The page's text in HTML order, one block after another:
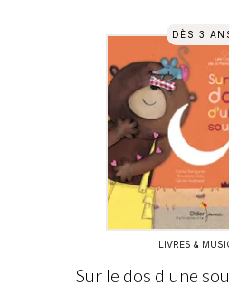
DÈS 3
LIVRES &
Sur le dos d'une